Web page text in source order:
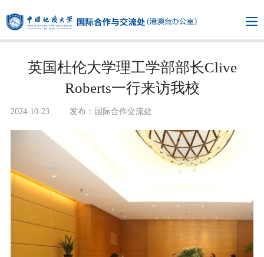
英国杜伦大学理工学部部长Clive
Roberts一行来访我校
2024-10-23 发布：国际合作交流处